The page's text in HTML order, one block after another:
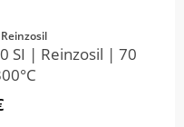
SI | Reinzosil | 70